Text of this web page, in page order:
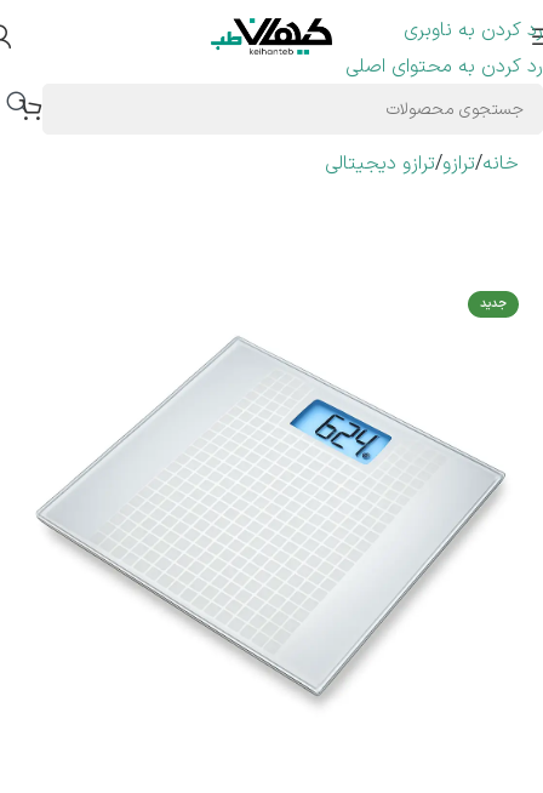
رد کردن به ناوبری
رد کردن به محتوای اصلی
خانه/ترازو/ترازو دیجیتالی
جدید